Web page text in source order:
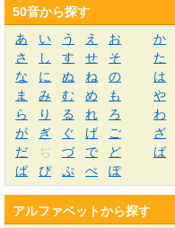
50音から探す
あ
い う え お か
さ
し す せ そ た
な
に ぬ ね の は
ま
み む め も や
ら
り る れ ろ わ
が
ぎ ぐ げ ご ざ
だ
ぢ づ で ど ば
ぱ
ぴ ぷ ぺ ぽ
アルファベットから探す